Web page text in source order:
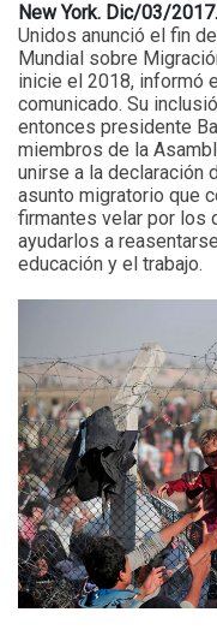
New York. Dic/03/
Unidos anunció el fin
Mundial sobre
inicie el 2018, informó
comunicado. Su
entonces presidente
miembros de la
unirse a la declaración
asunto migratorio que
firmantes velar por los
ayudarlos a
educación y el trabajo.